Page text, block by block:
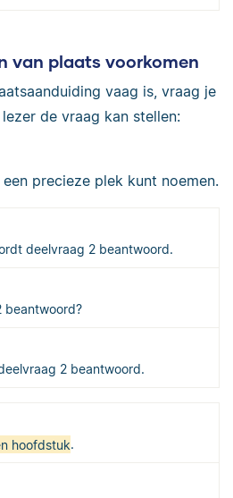
van plaats voorkomen
vaag is, vraag je
de vraag kan stellen:
precieze plek kunt noemen.
deelvraag 2 beantwoord.
beantwoord?
2 beantwoord.
hoofdstuk.